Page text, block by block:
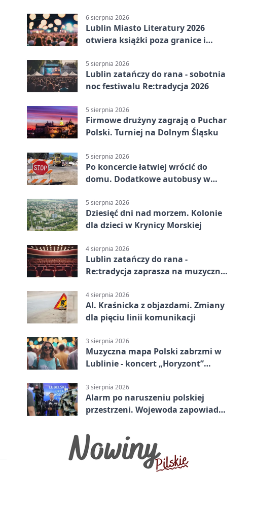
6 sierpnia 2026
Lublin Miasto Literatury 2026
otwiera książki poza granice i
5 sierpnia 2026
Lublin zatańczy do rana - sobotnia
noc festiwalu Re:tradycja 2026
5 sierpnia 2026
Firmowe drużyny zagrają o Puchar
Polski. Turniej na Dolnym Śląsku
5 sierpnia 2026
Po koncercie łatwiej wrócić do
domu. Dodatkowe autobusy w
5 sierpnia 2026
Dziesięć dni nad morzem. Kolonie
dla dzieci w Krynicy Morskiej
4 sierpnia 2026
Lublin zatańczy do rana -
Re:tradycja zaprasza na muzyczną
4 sierpnia 2026
Al. Kraśnicka z objazdami. Zmiany
dla pięciu linii komunikacji
3 sierpnia 2026
Muzyczna mapa Polski zabrzmi w
Lublinie - koncert „Horyzont”
3 sierpnia 2026
Alarm po naruszeniu polskiej
przestrzeni. Wojewoda zapowiada